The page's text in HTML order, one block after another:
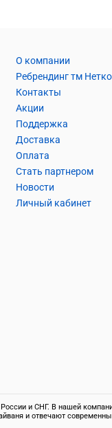
О компании
Ребрендинг тм Нетко
Контакты
Акции
Поддержка
Доставка
Оплата
Стать партнером
Новости
Личный кабинет
и СНГ. В нашей
и отвечают